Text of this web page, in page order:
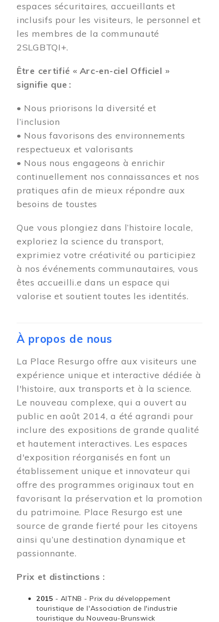
espaces sécuritaires, accueillants et
inclusifs pour les visiteurs, le personnel et
les membres de la communauté
2SLGBTQI+.
Être certifié « Arc-en-ciel Officiel »
signifie que :
• Nous priorisons la diversité et
l’inclusion
• Nous favorisons des environnements
respectueux et valorisants
• Nous nous engageons à enrichir
continuellement nos connaissances et nos
pratiques afin de mieux répondre aux
besoins de toustes
Que vous plongiez dans l’histoire locale,
exploriez la science du transport,
exprimiez votre créativité ou participiez
à nos événements communautaires, vous
êtes accueilli.e dans un espace qui
valorise et soutient toutes les identités.
À propos de nous
La Place Resurgo offre aux visiteurs une
expérience unique et interactive dédiée à
l'histoire, aux transports et à la science.
Le nouveau complexe, qui a ouvert au
public en août 2014, a été agrandi pour
inclure des expositions de grande qualité
et hautement interactives. Les espaces
d'exposition réorganisés en font un
établissement unique et innovateur qui
offre des programmes originaux tout en
favorisant la préservation et la promotion
du patrimoine. Place Resurgo est une
source de grande fierté pour les citoyens
ainsi qu’une destination dynamique et
passionnante.
Prix et distinctions :
2015 - AITNB - Prix du développement
touristique de l'Association de l'industrie
touristique du Nouveau-Brunswick